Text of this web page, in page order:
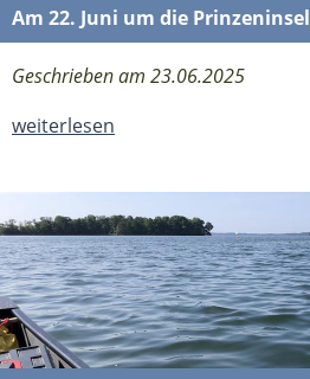
Am 22. Juni um die Prinzeninsel
Geschrieben am 23.06.2025
weiterlesen